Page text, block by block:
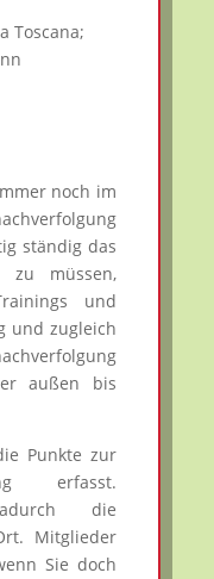
Toscana;
noch im
ständig das
zu müssen,
und
und zugleich
außen bis
Punkte zur
erfasst.
die
Mitglieder
Sie doch